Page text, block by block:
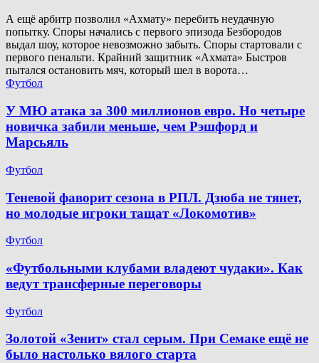
А ещё арбитр позволил «Ахмату» перебить неудачную
попытку. Споры начались с первого эпизода Безбородов
выдал шоу, которое невозможно забыть. Споры стартовали с
первого пенальти. Крайний защитник «Ахмата» Быстров
пытался остановить мяч, который шел в ворота…
Футбол
У МЮ атака за 300 миллионов евро. Но четыре
новичка забили меньше, чем Рэшфорд и
Марсьяль
Футбол
Теневой фаворит сезона в РПЛ. Дзюба не тянет,
но молодые игроки тащат «Локомотив»
Футбол
«Футбольными клубами владеют чудаки». Как
ведут трансферные переговоры
Футбол
Золотой «Зенит» стал серым. При Семаке ещё не
было настолько вялого старта